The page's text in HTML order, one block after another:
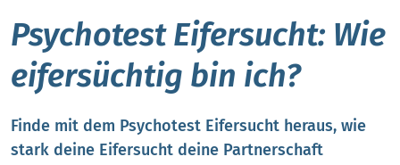
Psychotest Eifersucht: Wie
eifersüchtig bin ich?
Finde mit dem Psychotest Eifersucht heraus, wie
stark deine Eifersucht deine Partnerschaft